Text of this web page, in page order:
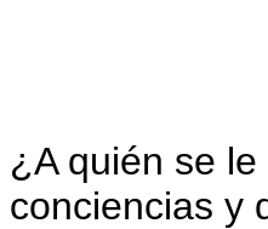
¿A quién se
conciencias y